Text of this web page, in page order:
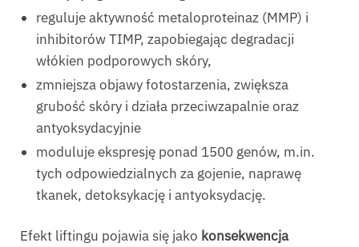
reguluje aktywność metaloproteinaz (MMP) i
inhibitorów TIMP, zapobiegając degradacji
włókien podporowych skóry,
zmniejsza objawy fotostarzenia, zwiększa
grubość skóry i działa przeciwzapalnie oraz
antyoksydacyjnie
moduluje ekspresję ponad 1500 genów, m.in.
tych odpowiedzialnych za gojenie, naprawę
tkanek, detoksykację i antyoksydację.
Efekt liftingu pojawia się jako konsekwencja